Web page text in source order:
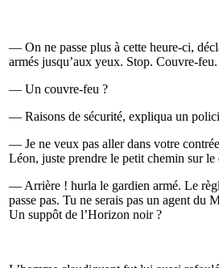
— On ne passe plus à cette heure-ci,
armés jusqu’aux yeux. Stop. Couvre-feu.
— Un couvre-feu ?
— Raisons de sécurité, expliqua un
— Je ne veux pas aller dans votre
Léon, juste prendre le petit chemin sur le
— Arrière ! hurla le gardien armé. Le
passe pas. Tu ne serais pas un agent du
Un suppôt de l’Horizon noir ?